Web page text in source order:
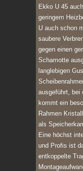
Ekko U 45
geringem
U auch schon
saubere
gegen einen
Schamotte
langlebigen
ausgeführt, bei
kommt ein
Rahmen
als
Eine höchst
und Profis ist
entkoppelte